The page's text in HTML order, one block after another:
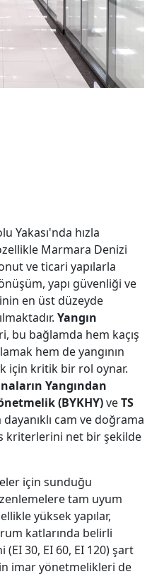
Yakası'nda hızla
Marmara Denizi
ve ticari yapılarla
yapı güvenliği ve
en üst düzeyde
Yangın
bu bağlamda hem kaçış
hem de yangının
için kritik bir rol oynar.
Yangından
(BYKHY)veTS
cam ve doğrama
kriterlerini net bir şekilde
için sunduğu
tam uyum
yüksek yapılar,
katlarında belirli
(EI 30, EI 60, EI 120) şart
imar yönetmelikleri de